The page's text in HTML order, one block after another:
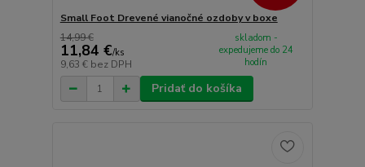
Small Foot Drevené vianočné ozdoby v boxe
14,99 €
11,84 €/ks
9,63 € bez DPH
skladom -
expedujeme do 24
hodín
Pridať do košíka